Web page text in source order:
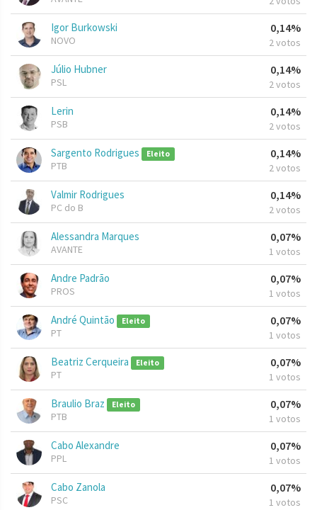
Igor Burkowski
NOVO
0,14%
2 votos
Júlio Hubner
PSL
0,14%
2 votos
Lerin
PSB
0,14%
2 votos
Sargento Rodrigues Eleito
PTB
0,14%
2 votos
Valmir Rodrigues
PC do B
0,14%
2 votos
Alessandra Marques
AVANTE
0,07%
1 votos
Andre Padrão
PROS
0,07%
1 votos
André Quintão Eleito
PT
0,07%
1 votos
Beatriz Cerqueira Eleito
PT
0,07%
1 votos
Braulio Braz Eleito
PTB
0,07%
1 votos
Cabo Alexandre
PPL
0,07%
1 votos
Cabo Zanola
PSC
0,07%
1 votos